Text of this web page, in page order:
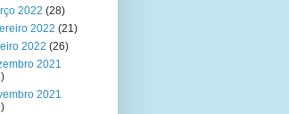
2022 (28)
2022 (21)
2022 (26)
2021
2021